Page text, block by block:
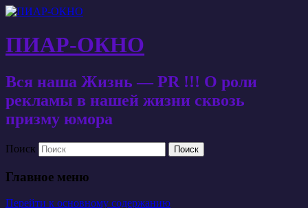
ПИАР-ОКНО
Вся наша Жизнь — PR !!! О роли
рекламы в нашей жизни сквозь
призму юмора
Поиск
Главное меню
Перейти к основному содержанию